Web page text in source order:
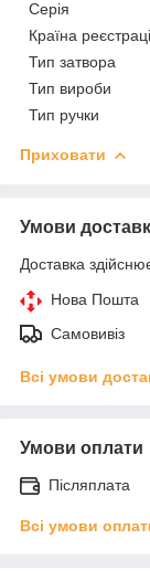
Серія
Країна
Тип затвора
Тип вироби
Тип ручки
Приховати
Умови
Доставка
Нова Пошта
Самовивіз
Всі умови
Умови оплати
Післяплата
Всі умови